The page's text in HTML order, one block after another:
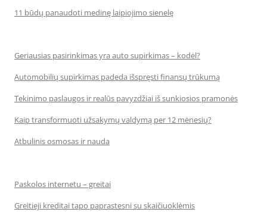
11 būdų panaudoti medinę laipiojimo sienelę
Geriausias pasirinkimas yra auto supirkimas – kodėl?
Automobilių supirkimas padeda išspręsti finansų trūkumą
Tekinimo paslaugos ir realūs pavyzdžiai iš sunkiosios pramonės
Kaip transformuoti užsakymų valdymą per 12 mėnesių?
Atbulinis osmosas ir nauda
Paskolos internetu – greitai
Greitieji kreditai tapo paprastesni su skaičiuoklėmis